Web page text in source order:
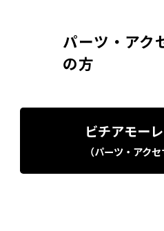
パーツ・アク
の方
ビチアモー
（パーツ・アクセ